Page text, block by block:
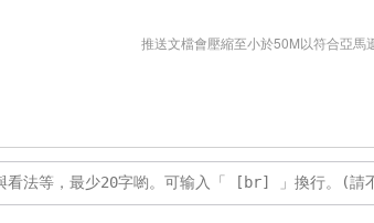
推送文檔會壓縮至小於50M以符合亞馬